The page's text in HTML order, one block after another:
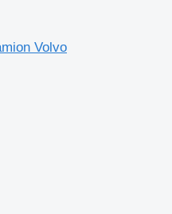
Volvo